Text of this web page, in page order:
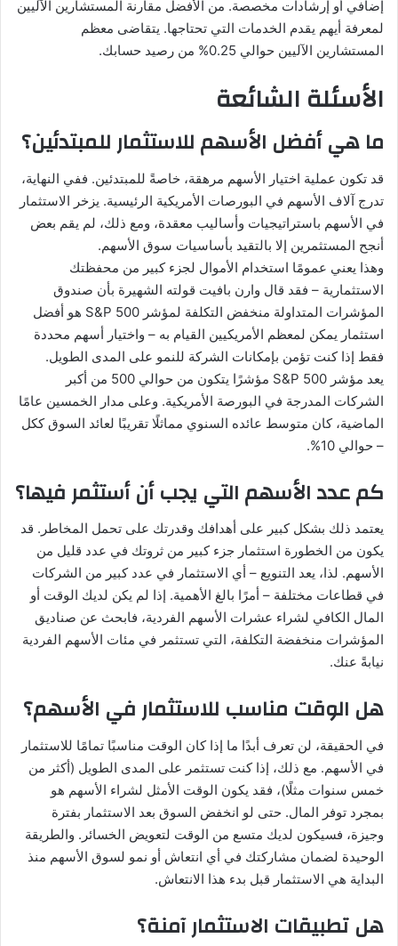
إضافي أو إرشادات مخصصة. من الأفضل مقارنة المستشارين الآليين
لمعرفة أيهم يقدم الخدمات التي تحتاجها. يتقاضى معظم
المستشارين الآليين حوالي 0.25% من رصيد حسابك.
الأسئلة الشائعة
ما هي أفضل الأسهم للاستثمار للمبتدئين؟
قد تكون عملية اختيار الأسهم مرهقة، خاصةً للمبتدئين. ففي النهاية،
تدرج آلاف الأسهم في البورصات الأمريكية الرئيسية. يزخر الاستثمار
في الأسهم باستراتيجيات وأساليب معقدة، ومع ذلك، لم يقم بعض
أنجح المستثمرين إلا بالتقيد بأساسيات سوق الأسهم.
وهذا يعني عمومًا استخدام الأموال لجزء كبير من محفظتك
الاستثمارية – فقد قال وارن بافيت قولته الشهيرة بأن صندوق
المؤشرات المتداولة منخفض التكلفة لمؤشر S&P 500 هو أفضل
استثمار يمكن لمعظم الأمريكيين القيام به – واختيار أسهم محددة
فقط إذا كنت تؤمن بإمكانات الشركة للنمو على المدى الطويل.
يعد مؤشر S&P 500 مؤشرًا يتكون من حوالي 500 من أكبر
الشركات المدرجة في البورصة الأمريكية. وعلى مدار الخمسين عامًا
الماضية، كان متوسط ​​عائده السنوي مماثلًا تقريبًا لعائد السوق ككل
– حوالي 10%.
كم عدد الأسهم التي يجب أن أستثمر فيها؟
يعتمد ذلك بشكل كبير على أهدافك وقدرتك على تحمل المخاطر. قد
يكون من الخطورة استثمار جزء كبير من ثروتك في عدد قليل من
الأسهم. لذا، يعد التنويع – أي الاستثمار في عدد كبير من الشركات
في قطاعات مختلفة – أمرًا بالغ الأهمية. إذا لم يكن لديك الوقت أو
المال الكافي لشراء عشرات الأسهم الفردية، فابحث عن صناديق
المؤشرات منخفضة التكلفة، التي تستثمر في مئات الأسهم الفردية
نيابةً عنك.
هل الوقت مناسب للاستثمار في الأسهم؟
في الحقيقة، لن تعرف أبدًا ما إذا كان الوقت مناسبًا تمامًا للاستثمار
في الأسهم. مع ذلك، إذا كنت تستثمر على المدى الطويل (أكثر من
خمس سنوات مثلًا)، فقد يكون الوقت الأمثل لشراء الأسهم هو
بمجرد توفر المال. حتى لو انخفض السوق بعد الاستثمار بفترة
وجيزة، فسيكون لديك متسع من الوقت لتعويض الخسائر. والطريقة
الوحيدة لضمان مشاركتك في أي انتعاش أو نمو لسوق الأسهم منذ
البداية هي الاستثمار قبل بدء هذا الانتعاش.
هل تطبيقات الاستثمار آمنة؟